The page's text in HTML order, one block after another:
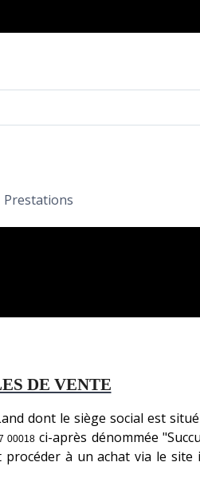
Prestations
DE VENTE
dont le siège social est
00018 ci-après dénommée
à un achat via le site